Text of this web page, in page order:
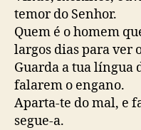
temor do Senhor.
Quem é o homem
largos dias para ver
Guarda a tua língua
falarem o engano.
Aparta-te do mal, e
segue-a.